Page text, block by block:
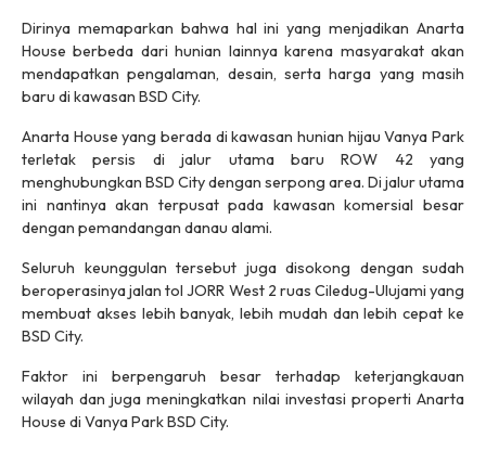
Dirinya memaparkan bahwa hal ini yang menjadikan Anarta
House berbeda dari hunian lainnya karena masyarakat akan
mendapatkan pengalaman, desain, serta harga yang masih
baru di kawasan BSD City.
Anarta House yang berada di kawasan hunian hijau Vanya Park
terletak persis di jalur utama baru ROW 42 yang
menghubungkan BSD City dengan serpong area. Di jalur utama
ini nantinya akan terpusat pada kawasan komersial besar
dengan pemandangan danau alami.
Seluruh keunggulan tersebut juga disokong dengan sudah
beroperasinya jalan tol JORR West 2 ruas Ciledug-Ulujami yang
membuat akses lebih banyak, lebih mudah dan lebih cepat ke
BSD City.
Faktor ini berpengaruh besar terhadap keterjangkauan
wilayah dan juga meningkatkan nilai investasi properti Anarta
House di Vanya Park BSD City.